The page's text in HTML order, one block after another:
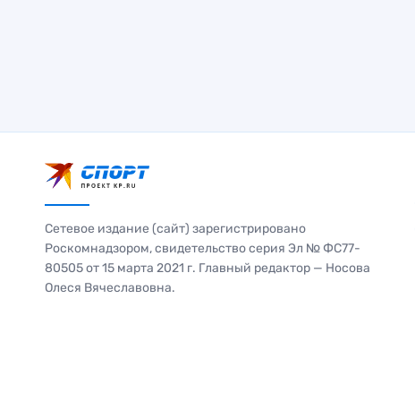
Сетевое издание (сайт) зарегистрировано
Роскомнадзором, свидетельство серия Эл № ФС77-
80505 от 15 марта 2021 г. Главный редактор — Носова
Олеся Вячеславовна.